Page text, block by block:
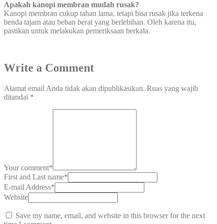
Apakah kanopi membran mudah rusak?
Kanopi membran cukup tahan lama, tetapi bisa rusak jika terkena
benda tajam atau beban berat yang berlebihan. Oleh karena itu,
pastikan untuk melakukan pemeriksaan berkala.
Write a Comment
Alamat email Anda tidak akan dipublikasikan. Ruas yang wajib
ditandai *
Your comment*
First and Last name*
E-mail Address*
Website
Save my name, email, and website in this browser for the next